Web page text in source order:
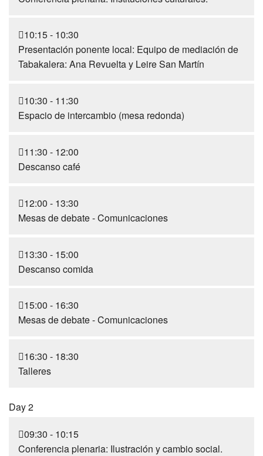
10:15 - 10:30
Presentación ponente local: Equipo de mediación de
Tabakalera: Ana Revuelta y Leire San Martín
10:30 - 11:30
Espacio de intercambio (mesa redonda)
11:30 - 12:00
Descanso café
12:00 - 13:30
Mesas de debate - Comunicaciones
13:30 - 15:00
Descanso comida
15:00 - 16:30
Mesas de debate - Comunicaciones
16:30 - 18:30
Talleres
Day 2
09:30 - 10:15
Conferencia plenaria: Ilustración y cambio social.